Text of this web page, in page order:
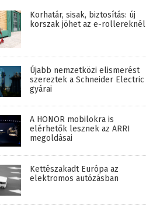
Korhatár, sisak, biztosítás: új
korszak jöhet az e-rollereknél
Újabb nemzetközi elismerést
szereztek a Schneider Electric
gyárai
A HONOR mobilokra is
elérhetők lesznek az ARRI
megoldásai
Kettészakadt Európa az
elektromos autózásban